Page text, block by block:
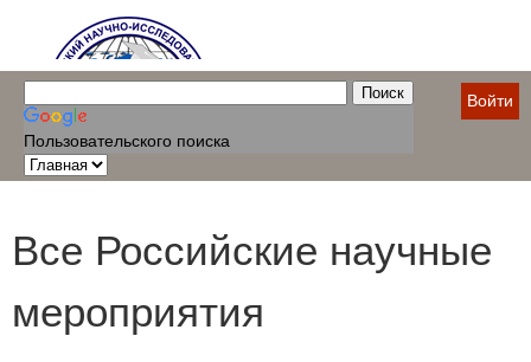
Пользовательского поиска
Войти
Все Российские научные
мероприятия